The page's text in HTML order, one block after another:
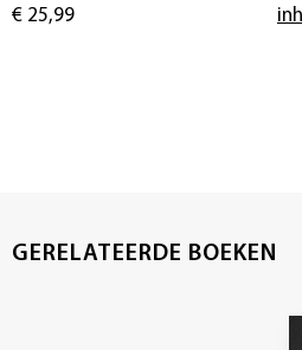
€ 25,99
GERELATEERDE BOEKEN